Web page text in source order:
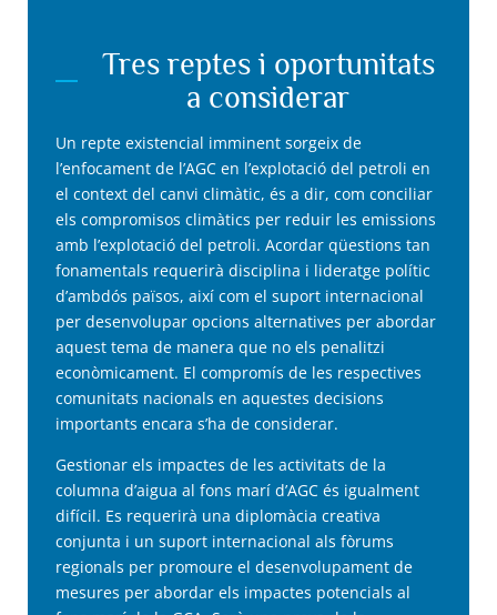
Tres reptes i oportunitats
a considerar
Un repte existencial imminent sorgeix de
l’enfocament de l’AGC en l’explotació del petroli en
el context del canvi climàtic, és a dir, com conciliar
els compromisos climàtics per reduir les emissions
amb l’explotació del petroli. Acordar qüestions tan
fonamentals requerirà disciplina i lideratge polític
d’ambdós països, així com el suport internacional
per desenvolupar opcions alternatives per abordar
aquest tema de manera que no els penalitzi
econòmicament. El compromís de les respectives
comunitats nacionals en aquestes decisions
importants encara s’ha de considerar.
Gestionar els impactes de les activitats de la
columna d’aigua al fons marí d’AGC és igualment
difícil. Es requerirà una diplomàcia creativa
conjunta i un suport internacional als fòrums
regionals per promoure el desenvolupament de
mesures per abordar els impactes potencials al